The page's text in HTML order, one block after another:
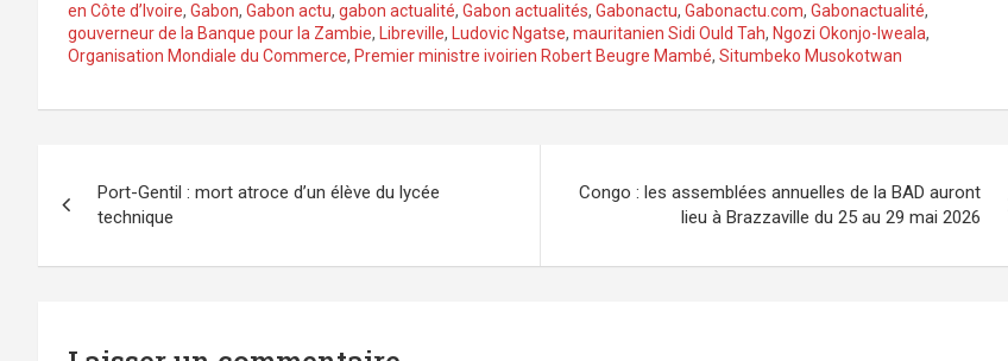
en Côte d’Ivoire, Gabon, Gabon actu, gabon actualité, Gabon actualités, Gabonactu, Gabonactu.com, Gabonactualité,
gouverneur de la Banque pour la Zambie, Libreville, Ludovic Ngatse, mauritanien Sidi Ould Tah, Ngozi Okonjo-Iweala,
Organisation Mondiale du Commerce, Premier ministre ivoirien Robert Beugre Mambé, Situmbeko Musokotwan
de
l’article
Port-Gentil : mort atroce d’un élève du lycée
technique
Congo : les assemblées annuelles de la BAD auront
lieu à Brazzaville du 25 au 29 mai 2026